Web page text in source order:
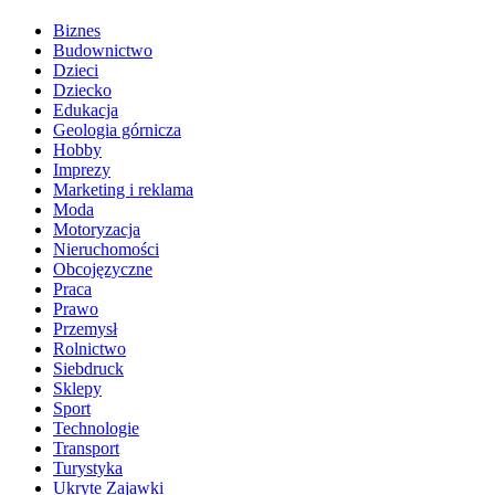
Biznes
Budownictwo
Dzieci
Dziecko
Edukacja
Geologia górnicza
Hobby
Imprezy
Marketing i reklama
Moda
Motoryzacja
Nieruchomości
Obcojęzyczne
Praca
Prawo
Przemysł
Rolnictwo
Siebdruck
Sklepy
Sport
Technologie
Transport
Turystyka
Ukryte Zajawki